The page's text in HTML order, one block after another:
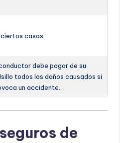
ciertos casos.
debe pagar de su
todos los daños causados si
un accidente.
de